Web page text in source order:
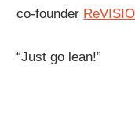
co-founder
“Just go lean!”